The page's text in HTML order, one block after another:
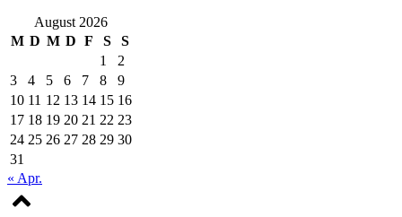
August 2026
M D M D F S
S
1
2
3
4 5 6 7 8
9
10 11 12 13 14 15 16
17 18 19 20 21 22 23
24 25 26 27 28 29 30
31
« Apr.